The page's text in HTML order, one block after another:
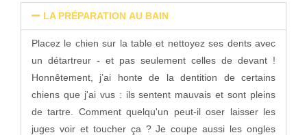
LA PRÉPARATION AU BAIN
Placez le chien sur la table et nettoyez ses dents avec
un détartreur - et pas seulement celles de devant !
Honnêtement, j’ai honte de la dentition de certains
chiens que j'ai vus : ils sentent mauvais et sont pleins
de tartre. Comment quelqu'un peut-il oser laisser les
juges voir et toucher ça ? Je coupe aussi les ongles